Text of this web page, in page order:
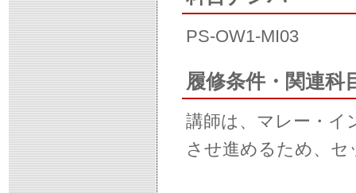
PS-OW1-MI03
履修条件・関連科
講師は、マレー・イ
させ進めるため、